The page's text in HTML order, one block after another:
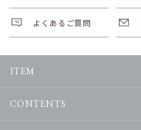
よくあるご質問
ITEM
CONTENTS